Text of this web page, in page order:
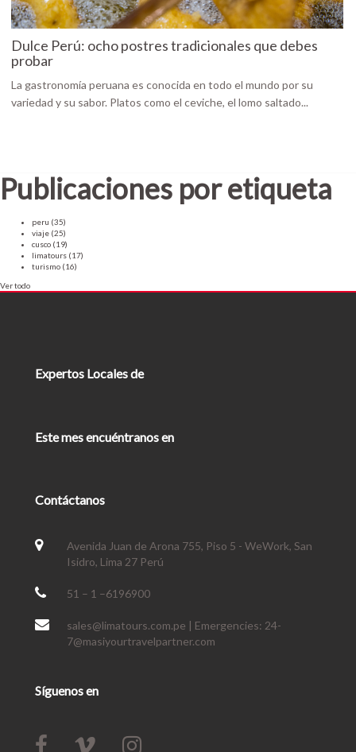
Dulce Perú: ocho postres tradicionales que debes
probar
La gastronomía peruana es conocida en todo el mundo por su
variedad y su sabor. Platos como el ceviche, el lomo saltado...
Publicaciones por etiqueta
peru (35)
viaje (25)
cusco (19)
limatours (17)
turismo (16)
Ver todo
Expertos Locales de
Este mes encuéntranos en
Contáctanos
Avenida Juan de Arona 755, Piso 5 - WeWork, San
Isidro, Lima 27 Perú
51 – 1 –6196900
sales@limatours.com.pe | Emergencies: 24-
7@masiyourtravelpartner.com
Síguenos en